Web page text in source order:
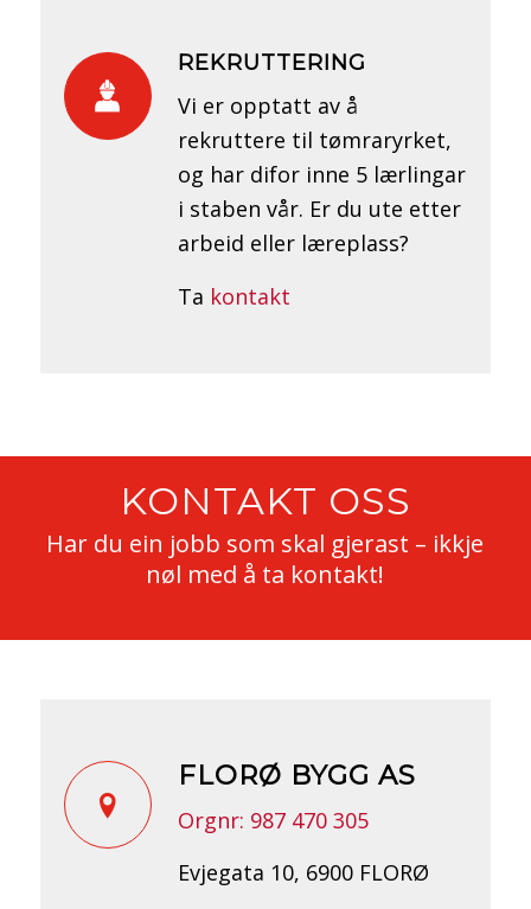
REKRUTTERING
Vi er opptatt av å
rekruttere til tømraryrket,
og har difor inne 5 lærlingar
i staben vår. Er du ute etter
arbeid eller læreplass?
Ta kontakt
KONTAKT OSS
Har du ein jobb som skal gjerast – ikkje
nøl med å ta kontakt!
FLORØ BYGG AS
Orgnr: 987 470 305
Evjegata 10, 6900 FLORØ